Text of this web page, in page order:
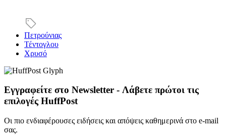
Πετρούνιας
Τέντογλου
Χρυσό
Εγγραφείτε στο Newsletter - Λάβετε πρώτοι τις
επιλογές HuffPost
Οι πιο ενδιαφέρουσες ειδήσεις και απόψεις καθημερινά στο e-mail
σας.